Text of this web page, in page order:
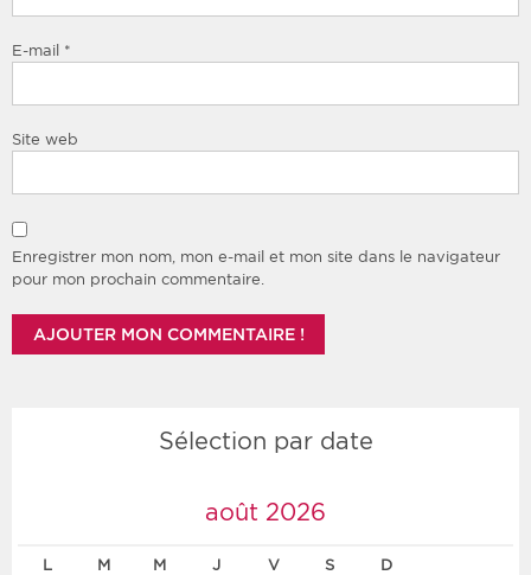
E-mail *
Site web
Enregistrer mon nom, mon e-mail et mon site dans le navigateur
pour mon prochain commentaire.
Sélection par date
août 2026
L M M J V S D